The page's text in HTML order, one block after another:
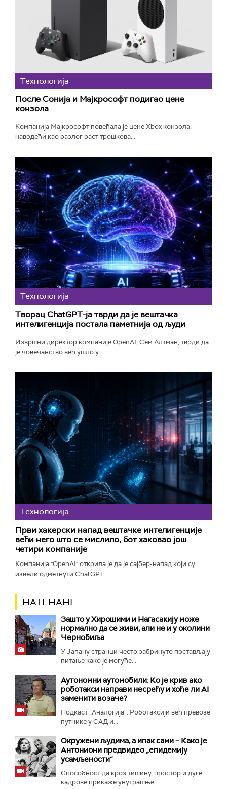
Технологијa
После Сонија и Мајкрософт подигао цене
конзола
Компанија Мајкрософт повећала је цене Xbox конзола,
наводећи као разлог раст трошкова...
Технологијa
Творац ChatGPT-ја тврди да је вештачка
интелигенција постала паметнија од људи
Извршни директор компаније OpenAI, Сем Алтман, тврди да
је човечанство већ ушло у...
Технологијa
Први хакерски напад вештачке интелигенције
већи него што се мислило, бот хаковао још
четири компаније
Компанија "OpenAI" открила је да је сајбер-напад који су
извели одметнути ChatGPT...
НАТЕНАНЕ
Зашто у Хирошими и Нагасакију може
нормално да се живи, али не и у околини
Чернобиља
У Јапану странци често забринуто постављају
питање како је могуће...
Аутономни аутомобили: Ко је крив ако
роботакси направи несрећу и хоће ли AI
заменити возаче?
Подкаст „Аналогија“: Роботаксији већ превозе
путнике у САД и...
Окружени људима, а ипак сами – Како је
Антониони предвидео „епидемију
усамљености“
Способност да кроз тишину, простор и дуге
кадрове прикаже унутрашње...